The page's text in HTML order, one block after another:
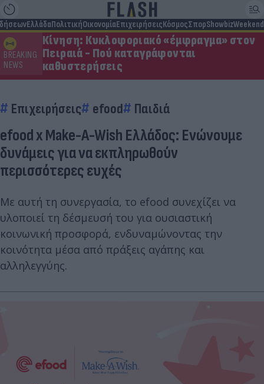
ΕλλάδαΠολιτικήΟικονομίαΕπιχειρήσειςΚόσμοςΣπορShowbizWeekend
BREAKING
NEWS
Κίνηση: Κυκλοφοριακό «έμφραγμα» στον
Πειραιά - Πού καταγράφονται
καθυστερήσεις
Επιχειρήσεις efood Παιδιά
efood x Make-A-Wish Ελλάδος: Ενώνουμε
δυνάμεις για να εκπληρωθούν
περισσότερες ευχές
Με αυτή τη συνεργασία, το efood συνεχίζει να
υλοποιεί τη δέσμευσή του για ουσιαστική
κοινωνική προσφορά, ενδυναμώνοντας την
κοινότητα μέσα από πράξεις αγάπης και
αλληλεγγύης.